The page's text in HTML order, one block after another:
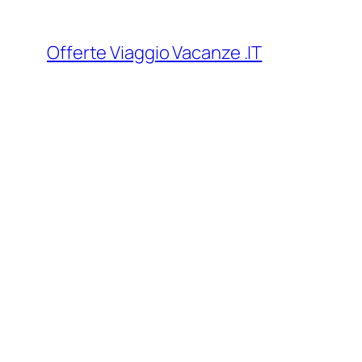
contenuto
Offerte Viaggio Vacanze .IT